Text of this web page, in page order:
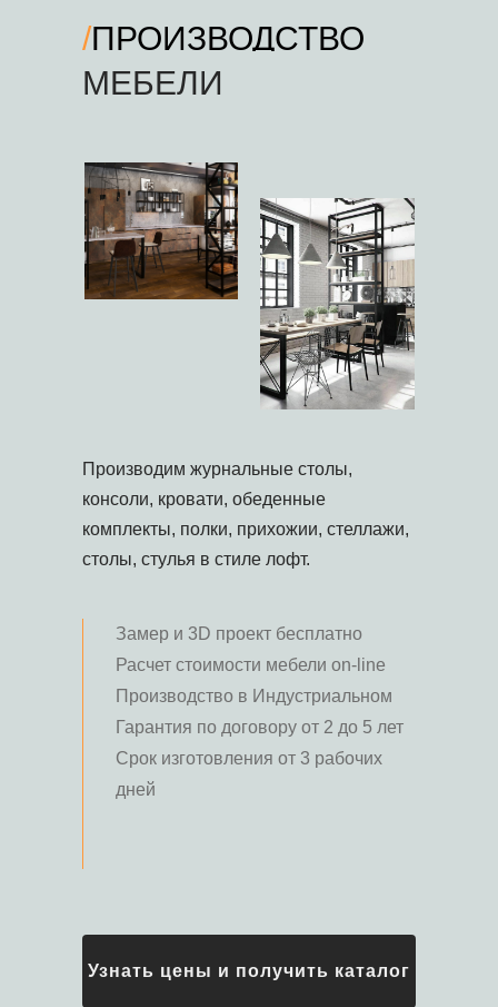
/ПРОИЗВОДСТВО
МЕБЕЛИ
COMPANY
Производим журнальные столы,
консоли, кровати, обеденные
комплекты, полки, прихожии, стеллажи,
столы, стулья в стиле лофт.
Замер и 3D проект бесплатно
Расчет стоимости мебели on-line
Производство в Индустриальном
Гарантия по договору от 2 до 5 лет
Срок изготовления от 3 рабочих
дней
Узнать цены и получить каталог